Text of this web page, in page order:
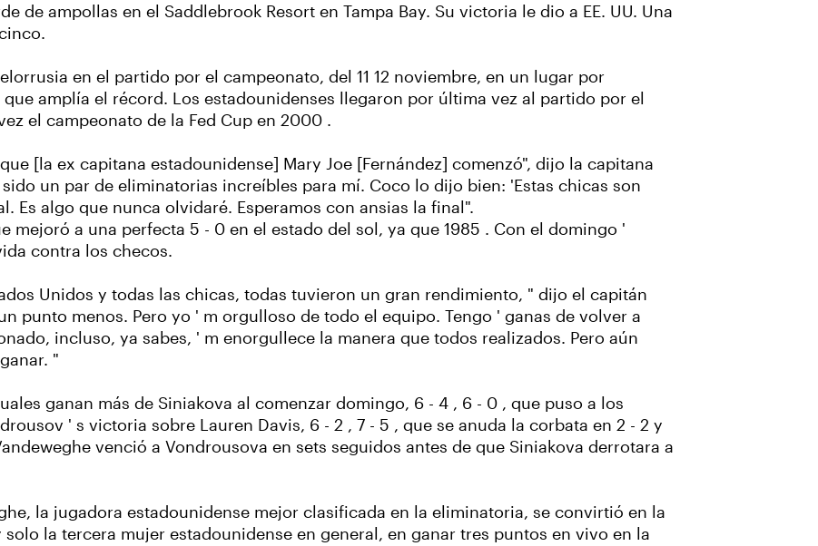
de ampollas en el Saddlebrook Resort en Tampa Bay. Su victoria le dio a EE. UU. Una
en el partido por el campeonato, del 11 12 noviembre, en un lugar por
amplía el récord. Los estadounidenses llegaron por última vez al partido por el
el campeonato de la Fed Cup en 2000 .
[la ex capitana estadounidense] Mary Joe [Fernández] comenzó", dijo la capitana
un par de eliminatorias increíbles para mí. Coco lo dijo bien: 'Estas chicas son
Es algo que nunca olvidaré. Esperamos con ansias la final".
mejoró a una perfecta 5 - 0 en el estado del sol, ya que 1985 . Con el domingo '
contra los checos.
Unidos y todas las chicas, todas tuvieron un gran rendimiento, " dijo el capitán
punto menos. Pero yo ' m orgulloso de todo el equipo. Tengo ' ganas de volver a
incluso, ya sabes, ' m enorgullece la manera que todos realizados. Pero aún
"
ganan más de Siniakova al comenzar domingo, 6 - 4 , 6 - 0 , que puso a los
' s victoria sobre Lauren Davis, 6 - 2 , 7 - 5 , que se anuda la corbata en 2 - 2 y
venció a Vondrousova en sets seguidos antes de que Siniakova derrotara a
la jugadora estadounidense mejor clasificada en la eliminatoria, se convirtió en la
la tercera mujer estadounidense en general, en ganar tres puntos en vivo en la